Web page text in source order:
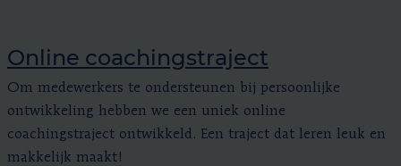
Online coachingstraject
Om medewerkers te ondersteunen bij persoonlijke
ontwikkeling hebben we een uniek online
coachingstraject ontwikkeld. Een traject dat leren leuk en
makkelijk maakt!